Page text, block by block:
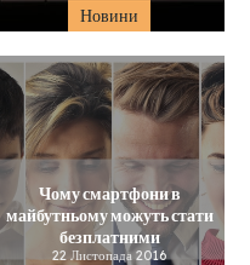
Новини
Чому смартфони в
майбутньому можуть стати
безплатними
22 Листопада 2016